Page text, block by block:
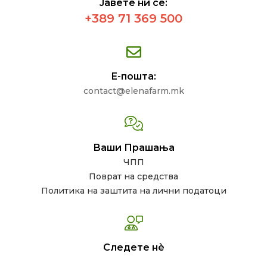
Јавете нѝ се:
+389 71 369 500
Е-пошта:
contact@elenafarm.mk
Ваши Прашања
ЧПП
Поврат на средства
Политика на заштита на лични податоци
Следете нѐ